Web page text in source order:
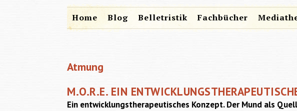
Home Blog Belletristik Fachbücher
Atmung
M.O.R.E. EIN
Ein entwicklungstherapeutisches Konzept. Der Mund als